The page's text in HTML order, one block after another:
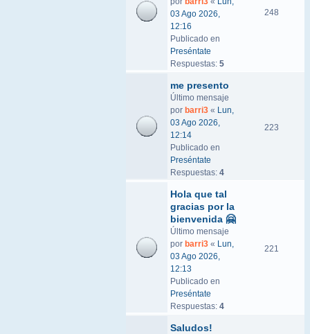
03 Ago 2026,
12:16
Publicado en
Preséntate
Respuestas: 5
248
me presento
Último mensaje
por barri3 « Lun,
03 Ago 2026,
12:14
Publicado en
Preséntate
Respuestas: 4
223
Hola que tal
gracias por la
bienvenida 🤗
Último mensaje
por barri3 « Lun,
03 Ago 2026,
12:13
Publicado en
Preséntate
Respuestas: 4
221
Saludos!